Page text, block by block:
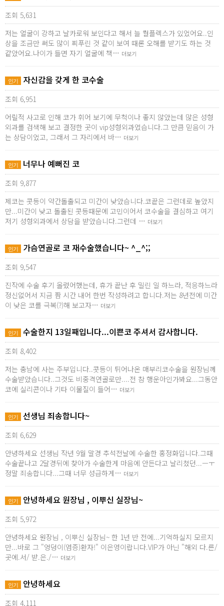
조회 5,631
저는 얼굴이 강하고 날카로워 보인다고 해서 늘 컬플렉스가 있었어요..인
상을 조금만 써도 많이 찌푸린 것 같이 보여 때론 오해를 받기도 하는 것
같았어요.나이가 들면 자기 얼굴에 책… 더보기
인기 자신감을 갖게 한 코수술
조회 6,951
어릴적 사고로 인해 코가 휘어 보기에 무척이나 좋지 않았는데 많은 성형
외과를 검색해 보고 결정한 곳이 vip성형외과였습니다.그 만큼 믿음이 가
는 상담이었고, 그래서 그 자리에서 바… 더보기
인기 너무나 예뻐진 코
조회 9,877
제코는 콧등이 약간돌출되고 미간이 낮았습니다.코끝은 그런데로 높았지
만...미간이 낮고 돌출된 콧등때문에 고민이어서 코수술을 결심하고 여기
저기 성형외과에서 상담을 받았습니다.그런데 … 더보기
인기 가슴연골로 코 재수술했습니다~ ^_^;;
조회 9,547
진작에 수술 후기 올렸어했는데, 휴가 끝난 후 밀린 일 하느라, 적응하느라
정신없어서 지금 짬 시간 내어 한번 작성하려고 합니다.저는 8년전에 미간
이 낮은 코를 극복(?)해 보고자… 더보기
인기 수술한지 13일째입니다...이쁜코 주셔서 감사합니다.
조회 8,402
저는 충남에 사는 주부입니다..콧등이 튀어나온 매부리코수술을 원장님께
수술받았습니다..그것도 비중격연골로만....전 참 행운아인가봐요...그동안
코에 실리콘이나 기타 이물질이 들어… 더보기
인기 선생님 죄송합니다~
조회 6,629
안녕하세요 선생님 작년 9월 말경 추석전날에 수술한 홍정화입니다.그때
수술끝나고 2달경뒤에 찾아가 수술한게 마음에 안든다고 날리쳤던...ㅡㅜ
정말 죄송합니다...그때 너무 성급하게… 더보기
인기 안녕하세요 원장님 , 이뿌신 실장님~
조회 5,972
안녕하세요 원장님 , 이뿌신 실장님~ 한 1년 반 전에...기억하실지 모르지
만...바로 그 "엉덩이(염증)환자!" 이은영이랍니다.VIP가 아닌 "해외 다.른/
곳에.서/ 받.은./… 더보기
인기 안녕하세요
조회 4,111